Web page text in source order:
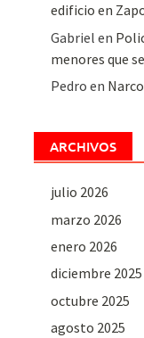
edificio en
Gabriel en
menores que
Pedro en Narco
ARCHIVOS
julio 2026
marzo 2026
enero 2026
diciembre 2025
octubre 2025
agosto 2025